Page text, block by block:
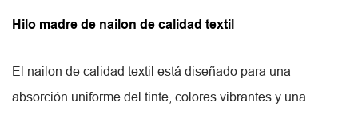
Hilo madre de nailon de calidad textil
El nailon de calidad textil está diseñado para una
absorción uniforme del tinte, colores vibrantes y una